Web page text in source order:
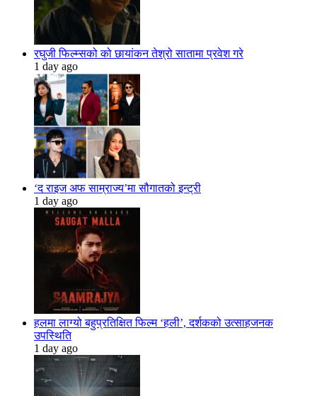
रघुजी फिल्म्सको को छायांकन तेश्रो सातामा प्रवेश गरे
1 day ago
‘द राइज अफ साम्राज्य’मा सौगातको इन्ट्री
1 day ago
हलमा लाग्यो बहुप्रतिक्षित फिल्म ‘हली’, दर्शकको उत्साहजनक
उपस्थिति
1 day ago